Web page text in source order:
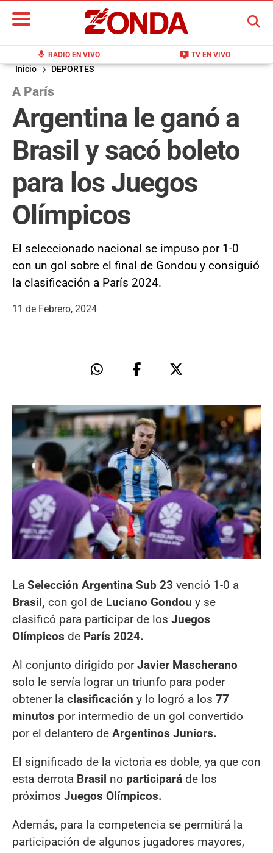
mic RADIO EN VIVO live_tv TV EN VIVO
BUSCAR
Inicio DEPORTES
A París
Argentina le ganó a
Brasil y sacó boleto
para los Juegos
Olímpicos
El seleccionado nacional se impuso por 1-0
con un gol sobre el final de Gondou y consiguió
la clasificación a París 2024.
11 de Febrero, 2024
La Selección Argentina Sub 23 venció 1-0 a
Brasil, con gol de Luciano Gondou y se
clasificó para participar de los Juegos
Olímpicos de París 2024.
Al conjunto dirigido porJavier Mascherano
solo le servía lograr un triunfo para poder
obtener la clasificación y lo logró a los 77
minutos por intermedio de un gol convertido
por el delantero de Argentinos Juniors.
El significado de la victoria es doble, ya que con
esta derrota Brasil no participará de los
próximos Juegos Olímpicos.
Además, para la competencia se permitirá la
participación de algunos jugadores mayores,